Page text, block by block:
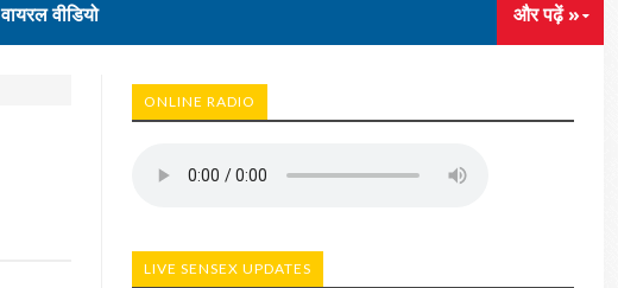
वायरल वीडियो और पढ़ें »
ONLINE RADIO
LIVE SENSEX UPDATES